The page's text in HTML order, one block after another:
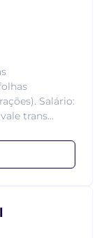
Salário:
trans...